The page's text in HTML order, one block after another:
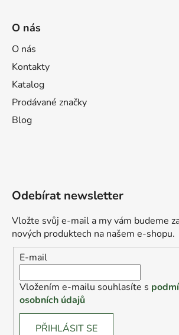
O nás
O nás
Kontakty
Katalog
Prodávané značky
Blog
Odebírat newsletter
Vložte svůj e-mail a my vám budeme
nových produktech na našem e-shopu.
E-mail
Vložením e-mailu souhlasíte s
osobních údajů
PŘIHLÁSIT SE